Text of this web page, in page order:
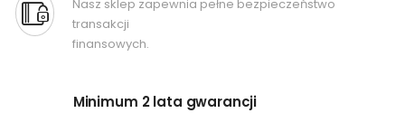
Nasz sklep zapewnia pełne bezpieczeństwo
transakcji
finansowych.
Minimum 2 lata gwarancji